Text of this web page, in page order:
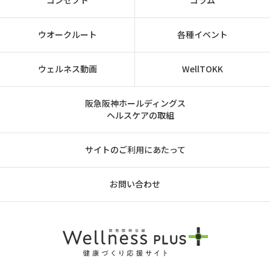
ウオークルート 各種イベント
ウェルネス動画 WellTOKK
阪急阪神ホールディングス
ヘルスケアの取組
サイトのご利用にあたって
お問い合わせ